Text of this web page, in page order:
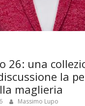
26: una
la
maglieria
Massimo Lupo